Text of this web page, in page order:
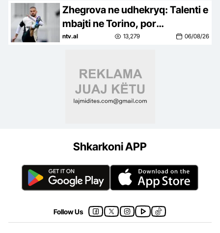
nga…
Zhegrova ne udhekryq: Talenti e
mbajti ne Torino, por
vazhdimesia do vendose fatin e
ntv.al 13,279 06/08/26
Shkarkoni APP
Follow Us